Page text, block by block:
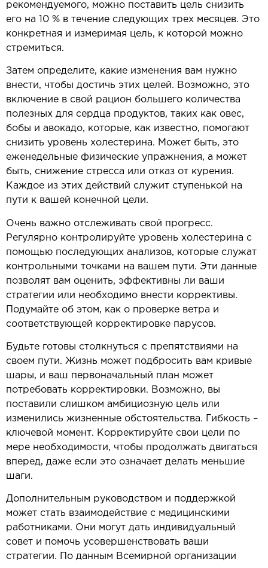
рекомендуемого, можно поставить цель снизить
его на 10 % в течение следующих трех месяцев. Это
конкретная и измеримая цель, к которой можно
стремиться.
Затем определите, какие изменения вам нужно
внести, чтобы достичь этих целей. Возможно, это
включение в свой рацион большего количества
полезных для сердца продуктов, таких как овес,
бобы и авокадо, которые, как известно, помогают
снизить уровень холестерина. Может быть, это
еженедельные физические упражнения, а может
быть, снижение стресса или отказ от курения.
Каждое из этих действий служит ступенькой на
пути к вашей конечной цели.
Очень важно отслеживать свой прогресс.
Регулярно контролируйте уровень холестерина с
помощью последующих анализов, которые служат
контрольными точками на вашем пути. Эти данные
позволят вам оценить, эффективны ли ваши
стратегии или необходимо внести коррективы.
Подумайте об этом, как о проверке ветра и
соответствующей корректировке парусов.
Будьте готовы столкнуться с препятствиями на
своем пути. Жизнь может подбросить вам кривые
шары, и ваш первоначальный план может
потребовать корректировки. Возможно, вы
поставили слишком амбициозную цель или
изменились жизненные обстоятельства. Гибкость –
ключевой момент. Корректируйте свои цели по
мере необходимости, чтобы продолжать двигаться
вперед, даже если это означает делать меньшие
шаги.
Дополнительным руководством и поддержкой
может стать взаимодействие с медицинскими
работниками. Они могут дать индивидуальный
совет и помочь усовершенствовать ваши
стратегии. По данным Всемирной организации